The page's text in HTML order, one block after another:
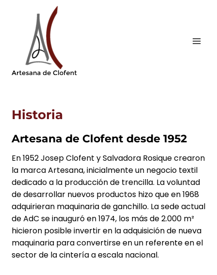
contenido
Historia
Artesana de Clofent desde 1952
En 1952 Josep Clofent y Salvadora Rosique crearon
la marca Artesana, inicialmente un negocio textil
dedicado a la producción de trencilla. La voluntad
de desarrollar nuevos productos hizo que en 1968
adquirieran maquinaria de ganchillo. La sede actual
de AdC se inauguró en 1974, los más de 2.000 m²
hicieron posible invertir en la adquisición de nueva
maquinaria para convertirse en un referente en el
sector de la cintería a escala nacional.